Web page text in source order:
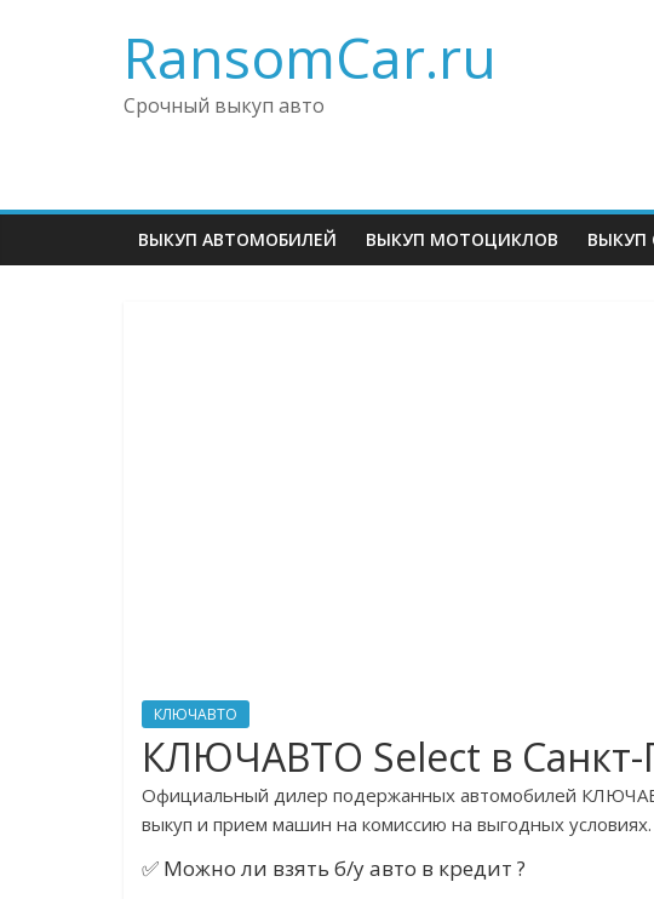
RansomCar.ru
Срочный выкуп авто
ВЫКУП АВТОМОБИЛЕЙ ВЫКУП МОТОЦИКЛОВ ВЫКУП
КЛЮЧАВТО
КЛЮЧАВТО Select в Санкт-
Официальный дилер подержанных автомобилей
выкуп и прием машин на комиссию на выгодных условиях.
✅ Можно ли взять б/у авто в кредит ?